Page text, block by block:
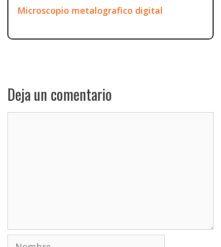
Microscopio metalografico digital
Deja un comentario
Nombre